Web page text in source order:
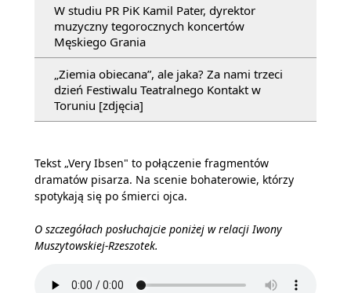
W studiu PR PiK Kamil Pater, dyrektor
muzyczny tegorocznych koncertów
Męskiego Grania
„Ziemia obiecana”, ale jaka? Za nami trzeci
dzień Festiwalu Teatralnego Kontakt w
Toruniu [zdjęcia]
Tekst „Very Ibsen" to połączenie fragmentów
dramatów pisarza. Na scenie bohaterowie, którzy
spotykają się po śmierci ojca.
O szczegółach posłuchajcie poniżej w relacji Iwony
Muszytowskiej-Rzeszotek.